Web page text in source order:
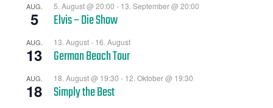
AUG.
5
5. August @ 20:00 - 13. September @ 20:00
Elvis – Die Show
AUG.
13
13. August- 16. August
German Beach Tour
AUG.
18
18. August @ 19:30 - 12. Oktober @ 19:30
Simply the Best